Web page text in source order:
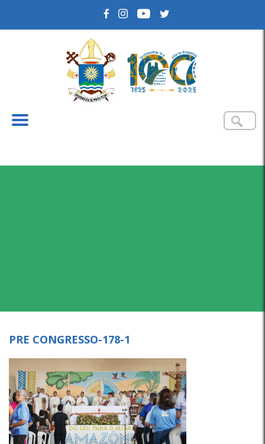
PRE CONGRESSO-178-1